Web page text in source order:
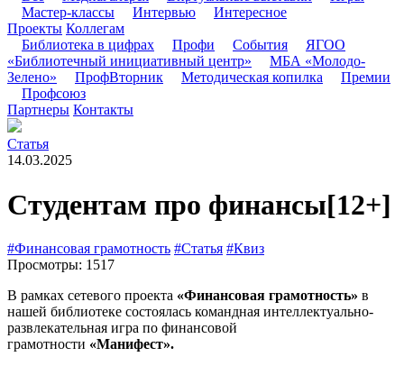
Мастер-классы
Интервью
Интересное
Проекты Коллегам
Библиотека в цифрах
Профи События
ЯГОО
«Библиотечный инициативный центр»
МБА «Молодо-
Зелено»
ПрофВторник Методическая копилка
Премии
Профсоюз
Партнеры Контакты
Статья
14.03.2025
Студентам про финансы[12+]
#Финансовая грамотность #Статья #Квиз
Просмотры: 1517
В рамках сетевого проекта «Финансовая грамотность» в
нашей библиотеке состоялась командная интеллектуально-
развлекательная игра по финансовой
грамотности «Манифест».